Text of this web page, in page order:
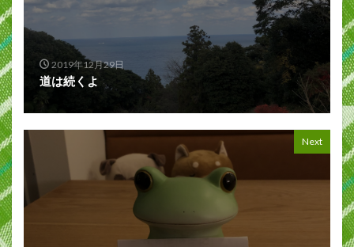
2019年12月29日
道は続くよ
Next